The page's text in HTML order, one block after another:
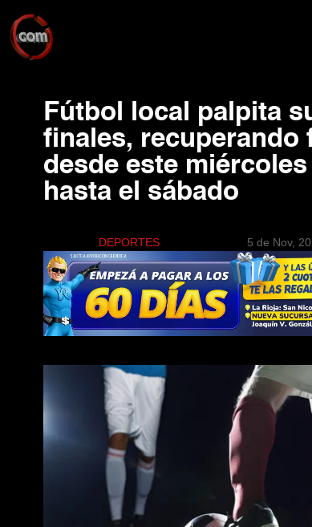
Fútbol local palpita
finales, recuperando
desde este
hasta el sábado
DEPORTES 5 de Nov,